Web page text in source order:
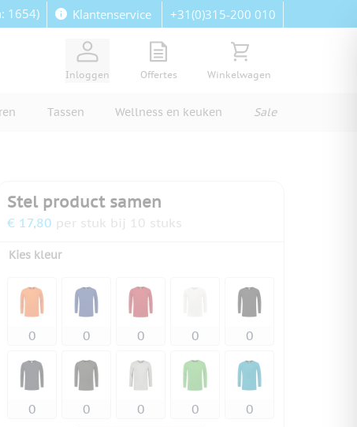
1654) Klantenservice +31(0)315-200 010
Inloggen
View quote, Quote is empty
Offertes
Bekijk winkelwagen,
Winkelwagen
Tassen Wellness en keuken Sale
Stel product samen
€ 17,80 per stuk bij 10 stuks
Kies kleur